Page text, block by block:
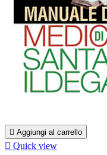
 Aggiungi al carrello
 Quick view